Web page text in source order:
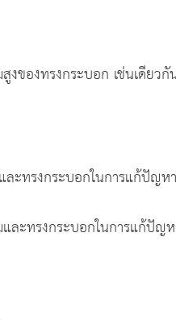
ของทรงกระบอก เช่นเดียว
ะทรงกระบอกในการแก้ปัญ
ทรงกระบอกในการแก้ปัญ